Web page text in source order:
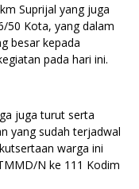
Suprijal yang juga
50 Kota, yang dalam
besar kepada
pada hari ini.
juga turut serta
yang sudah terjadwal
warga ini
N ke 111 Kodim